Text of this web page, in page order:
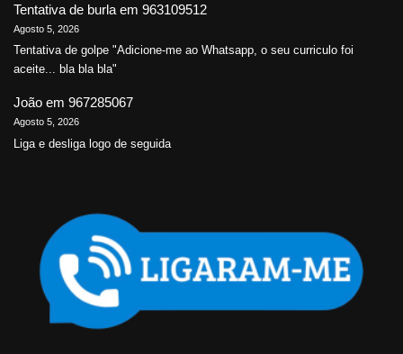
Tentativa de burla em 963109512
Agosto 5, 2026
Tentativa de golpe "Adicione-me ao Whatsapp, o seu curriculo foi
aceite... bla bla bla"
João em 967285067
Agosto 5, 2026
Liga e desliga logo de seguida